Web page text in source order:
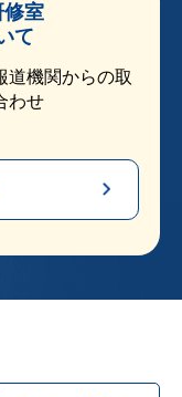
修室
て
道機関からの取
わせ